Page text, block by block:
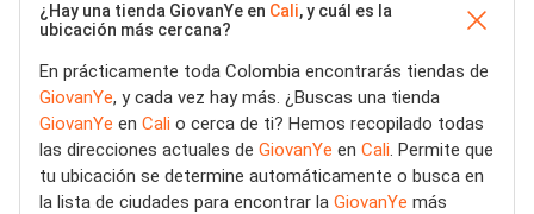
¿Hay una tienda GiovanYe en Cali, y cuál es la
ubicación más cercana?
En prácticamente toda Colombia encontrarás tiendas de
GiovanYe, y cada vez hay más. ¿Buscas una tienda
GiovanYe en Cali o cerca de ti? Hemos recopilado todas
las direcciones actuales de GiovanYe en Cali. Permite que
tu ubicación se determine automáticamente o busca en
la lista de ciudades para encontrar la GiovanYe más